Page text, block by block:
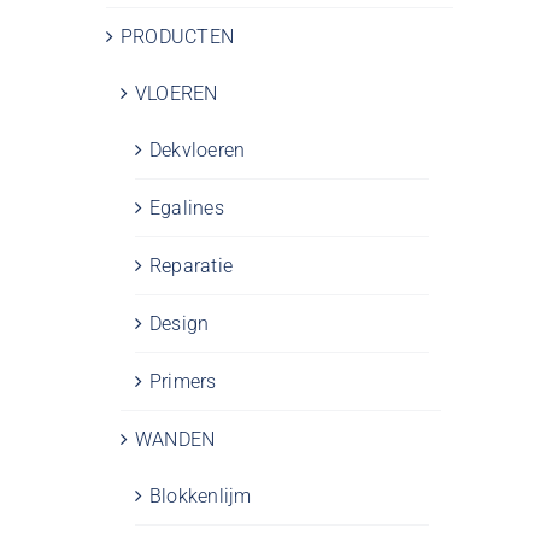
PRODUCTEN
VLOEREN
Dekvloeren
Egalines
Reparatie
Design
Primers
WANDEN
Blokkenlijm